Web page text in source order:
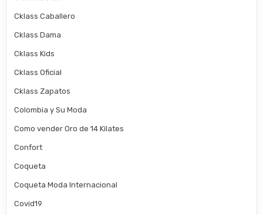
Cklass Caballero
Cklass Dama
Cklass Kids
Cklass Oficial
Cklass Zapatos
Colombia y Su Moda
Como vender Oro de 14 Kilates
Confort
Coqueta
Coqueta Moda Internacional
Covid19